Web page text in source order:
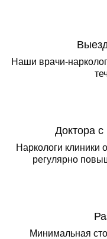
Квартал Трест
Квартал
Наши врачи-
Доктора
Наркологи клиники
регулярно
Минимальная